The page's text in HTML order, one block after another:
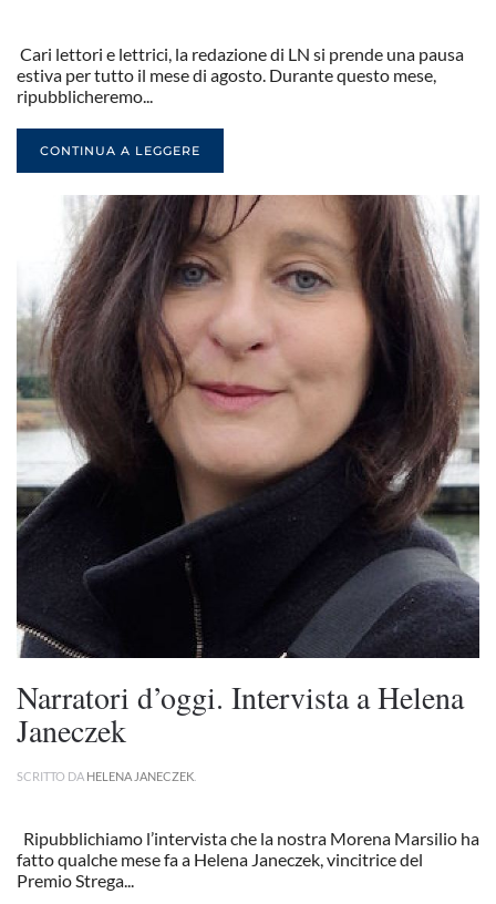
Cari lettori e lettrici, la redazione di LN si prende una pausa
estiva per tutto il mese di agosto. Durante questo mese,
ripubblicheremo...
CONTINUA A LEGGERE
Narratori d’oggi. Intervista a Helena
Janeczek
SCRITTO DA HELENA JANECZEK
Ripubblichiamo l’intervista che la nostra Morena Marsilio ha
fatto qualche mese fa a Helena Janeczek, vincitrice del
Premio Strega...